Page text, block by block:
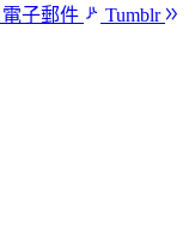
電子郵件
Tumblr